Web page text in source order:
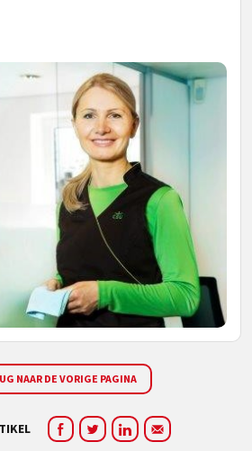
NAAR DE VORIGE PAGINA